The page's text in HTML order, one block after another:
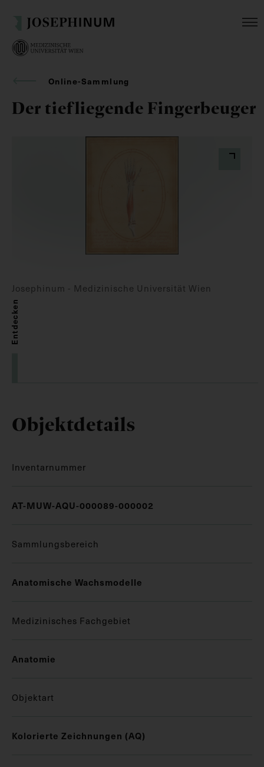
Online-Sammlung
Der tiefliegende Fingerbeuger
Josephinum - Medizinische Universität Wien
Entdecken
Objektdetails
Inventarnummer
AT-MUW-AQU-000089-000002
Sammlungsbereich
Anatomische Wachsmodelle
Medizinisches Fachgebiet
Anatomie
Objektart
Kolorierte Zeichnungen (AQ)